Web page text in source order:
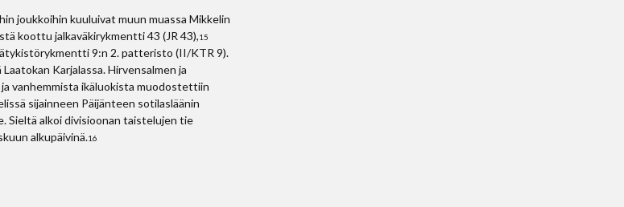
joukkoihin kuuluivat muun muassa Mikkelin
koottu jalkaväkirykmentti 43 (JR 43),15
9:n 2. patteristo (II/KTR 9).
Karjalassa. Hirvensalmen ja
vanhemmista ikäluokista muodostettiin
sijainneen Päijänteen sotilasläänin
Sieltä alkoi divisioonan taistelujen tie
alkupäivinä.16